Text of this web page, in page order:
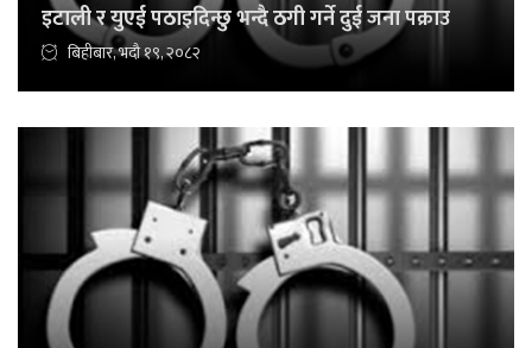
इटाली र युएई पठाइदिन्छु भन्दै ठगी गर्ने दुई जना पक्राउ
बिहीबार, भदौ १९, २०८२